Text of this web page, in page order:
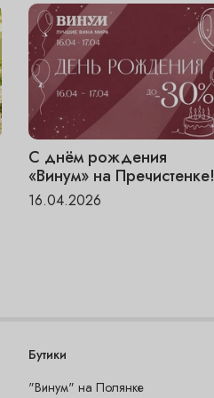
С днём рождения
«Винум» на Пречистенке!
16.04.2026
Бутики
"Винум" на Полянке